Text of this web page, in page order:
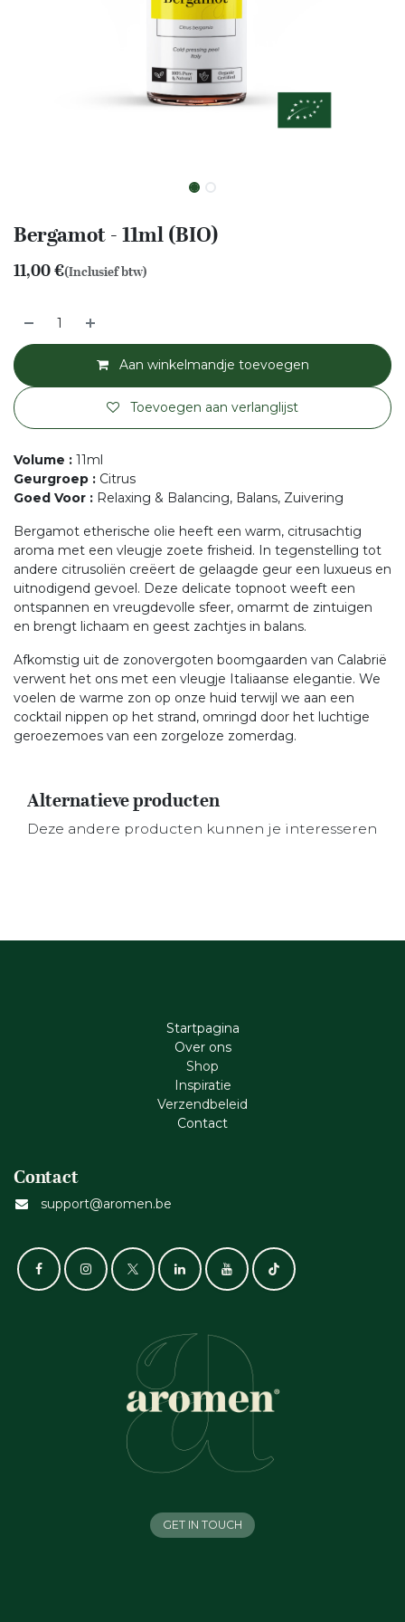
Bergamot - 11ml (BIO)
11,00€(Inclusief btw)
Aan winkelmandje toevoegen
Toevoegen aan verlanglijst
Volume : 11ml
Geurgroep : Citrus
Goed Voor : Relaxing & Balancing, Balans, Zuivering
Bergamot etherische olie heeft een warm, citrusachtig
aroma met een vleugje zoete frisheid. In tegenstelling tot
andere citrusoliën creëert de gelaagde geur een luxueus en
uitnodigend gevoel. Deze delicate topnoot weeft een
ontspannen en vreugdevolle sfeer, omarmt de zintuigen
en brengt lichaam en geest zachtjes in balans.
Afkomstig uit de zonovergoten boomgaarden van Calabrië
verwent het ons met een vleugje Italiaanse elegantie. We
voelen de warme zon op onze huid terwijl we aan een
cocktail nippen op het strand, omringd door het luchtige
geroezemoes van een zorgeloze zomerdag.
Alternatieve producten
Deze andere producten kunnen je interesseren
Startpagina
Ove​r​ ons
Shop
Inspiratie
Verzendbeleid
Cont​act
Contact
support@aromen.be
GET IN TOUCH